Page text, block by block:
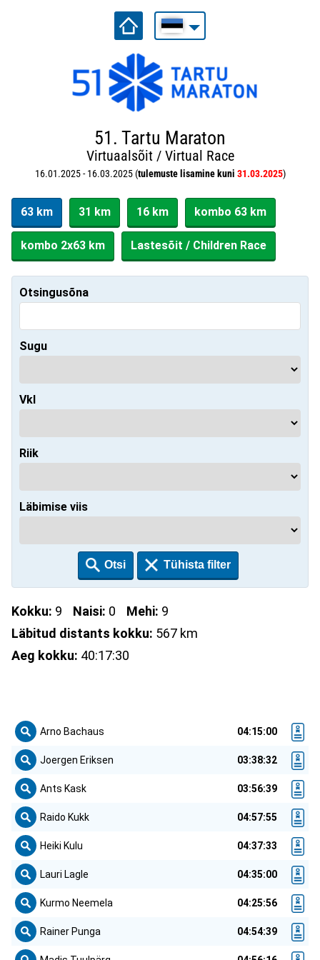
51. Tartu Maraton
Virtuaalsõit / Virtual Race
16.01.2025 - 16.03.2025 (tulemuste lisamine kuni 31.03.2025)
63 km 31 km 16 km kombo 63 km
kombo 2x63 km Lastesõit / Children Race
Otsingusõna
Sugu
Vkl
Riik
Läbimise viis
Kokku: 9 Naisi: 0 Mehi: 9
Läbitud distants kokku: 567 km
Aeg kokku: 40:17:30
Arno Bachaus 04:15:00
Joergen Eriksen 03:38:32
Ants Kask 03:56:39
Raido Kukk 04:57:55
Heiki Kulu 04:37:33
Lauri Lagle 04:35:00
Kurmo Neemela 04:25:56
Rainer Punga 04:54:39